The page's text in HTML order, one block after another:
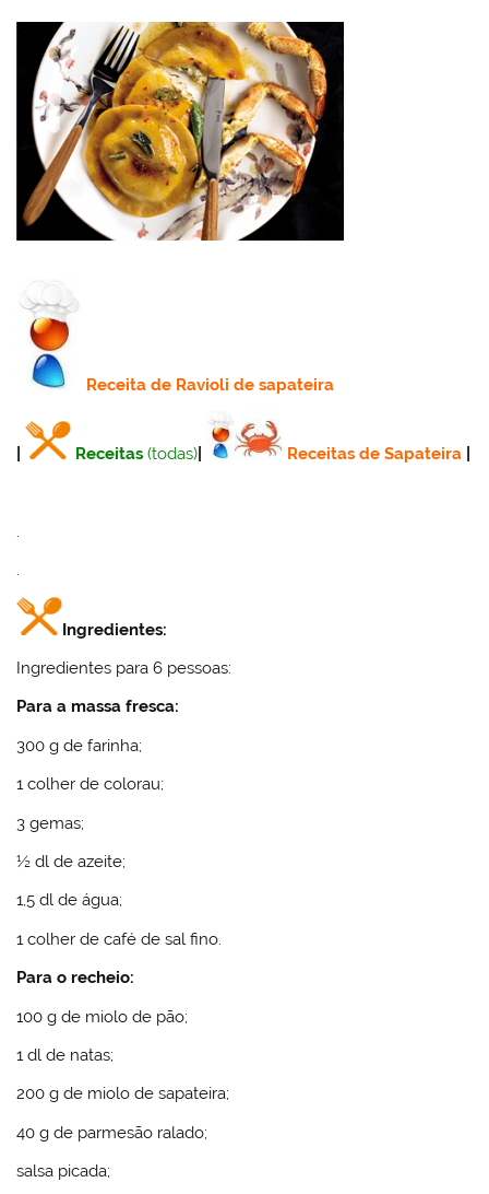
Receitade Ravioli de sapateira
Receitas (todas) Receitas de Sapateira
.
.
Ingredientes:
Ingredientes para 6 pessoas:
Para a massa fresca:
300 g de farinha;
1 colher de colorau;
3 gemas;
½ dl de azeite;
1,5 dl de água;
1 colher de café de sal fino.
Para o recheio:
100 g de miolo de pão;
1 dl de natas;
200 g de miolo de sapateira;
40 g de parmesão ralado;
salsa picada;